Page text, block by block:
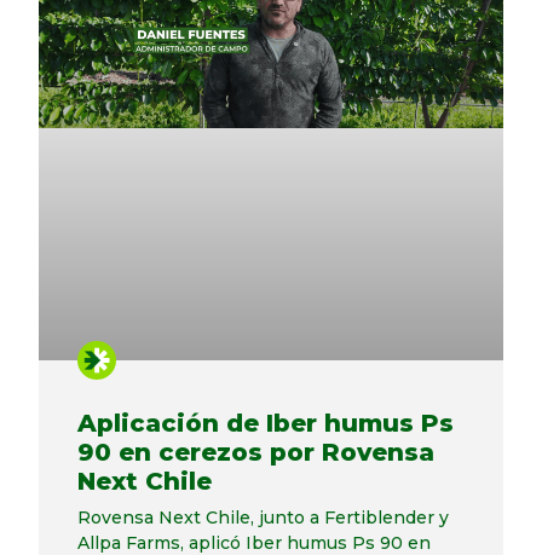
Aplicación de Iber humus Ps
90 en cerezos por Rovensa
Next Chile
Rovensa Next Chile, junto a Fertiblender y
Allpa Farms, aplicó Iber humus Ps 90 en